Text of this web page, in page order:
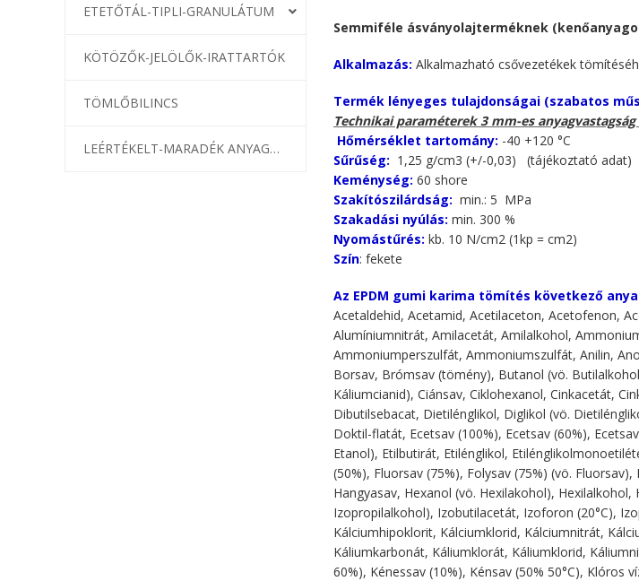
ETETŐTÁL-TIPLI-GRANULÁTUM
KÖTÖZŐK-JELÖLŐK-IRATTARTÓK
TÖMLŐBILINCS
LEÉRTÉKELT-MARADÉK ANYAGOK
Semmiféle ásványolajterméknek
Alkalmazás: Alkalmazható csővezetékek
Termék lényeges tulajdonságai (szabatos
Technikai paraméterek 3 mm-es
Hőmérséklet tartomány: -40 +120 °C
Sűrűség: 1,25 g/cm3 (+/-0,03) (tájékoztató adat)
Keménység: 60 shore
Szakítószilárdság: min.: 5 MPa
Szakadási nyúlás: min. 300 %
Nyomástűrés: kb. 10 N/cm2 (1kp = cm2)
Szín: fekete
Az EPDM gumi karima tömítés következő
Acetaldehid, Acetamid, Acetilaceton, Acetofenon,
Alumíniumnitrát, Amilacetát, Amilalkohol,
Ammoniumperszulfát, Ammoniumszulfát, Anilin,
Borsav, Brómsav (tömény), Butanol (vö.
Káliumcianid), Ciánsav, Ciklohexanol, Cinkacetát,
Dibutilsebacat, Dietilénglikol, Diglikol (vö.
Doktil-flatát, Ecetsav (100%), Ecetsav (60%),
Etanol), Etilbutirát, Etilénglikol,
(50%), Fluorsav (75%), Folysav (75%) (vö.
Hangyasav, Hexanol (vö. Hexilakohol),
Izopropilalkohol), Izobutilacetát, Izoforon (20°C),
Kálciumhipoklorit, Kálciumklorid, Kálciumnitrát,
Káliumkarbonát, Káliumklorát, Káliumklorid,
60%), Kénessav (10%), Kénsav (50% 50°C),